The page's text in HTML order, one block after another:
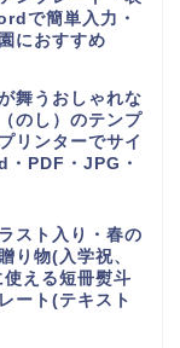
で簡単入力・
におすすめ
舞うおしゃれな
のし）のテンプ
リンターでサイ
・PDF・JPG・
スト入り・春の
り物(入学祝、
える短冊熨斗
ート(テキスト